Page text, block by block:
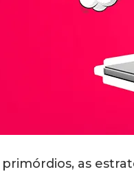
primórdios, as